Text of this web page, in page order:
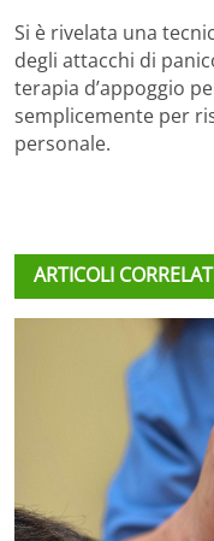
Si è rivelata una
degli attacchi di
terapia d’appoggio
semplicemente per
personale.
ARTICOLI